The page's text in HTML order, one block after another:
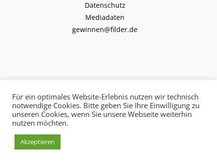
Datenschutz
Mediadaten
gewinnen@filder.de
Copyright © 2026 kulturkalender-filder.de | Powered by kulturkalender-
filder.de
Für ein optimales Website-Erlebnis nutzen wir technisch
notwendige Cookies. Bitte geben Sie Ihre Einwilligung zu
unseren Cookies, wenn Sie unsere Webseite weiterhin
nutzen möchten.
Akzeptieren